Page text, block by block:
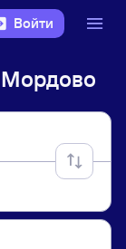
Войти
Мордово